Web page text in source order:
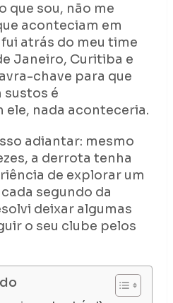
que sou, não me
aconteciam em
fui atrás do meu time
Janeiro, Curitiba e
chave para que
sustos é
ele, nada aconteceria.
adiantar: mesmo
a derrota tenha
de explorar um
segundo da
deixar algumas
o seu clube pelos